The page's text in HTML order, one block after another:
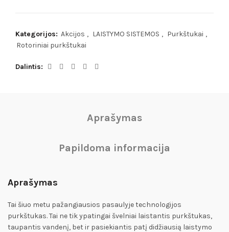
Kategorijos: Akcijos , LAISTYMO SISTEMOS , Purkštukai ,
Rotoriniai purkštukai
Dalintis
Aprašymas
Papildoma informacija
Aprašymas
Tai šiuo metu pažangiausios pasaulyje technologijos
purkštukas. Tai ne tik ypatingai švelniai laistantis purkštukas,
taupantis vandenį, bet ir pasiekiantis patį didžiausią laistymo